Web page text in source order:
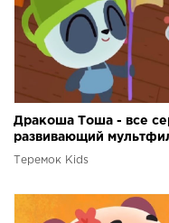
Дракоша Тоша - все
развивающий
Теремок Kids